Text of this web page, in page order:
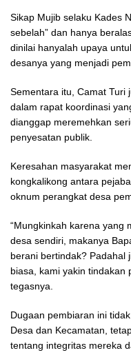
Sikap Mujib selaku Kades
sebelah” dan hanya
dinilai hanyalah upaya
desanya yang menjadi
Sementara itu, Camat Turi
dalam rapat koordinasi
dianggap meremehkan
penyesatan publik.
Keresahan masyarakat
kongkalikong antara
oknum perangkat desa
“Mungkinkah karena yang
desa sendiri, makanya
berani bertindak? Padahal
biasa, kami yakin tindakan
tegasnya.
Dugaan pembiaran ini
Desa dan Kecamatan,
tentang integritas mereka